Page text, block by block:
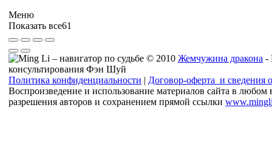
Меню
Показать все61
© 2010 Жемчужина дракона -
консультирования Фэн Шуй
Политика конфиденциальности | Договор-оферта и сведения
Воспроизведение и использование материалов сайта в любом
разрешения авторов и сохранением прямой ссылки